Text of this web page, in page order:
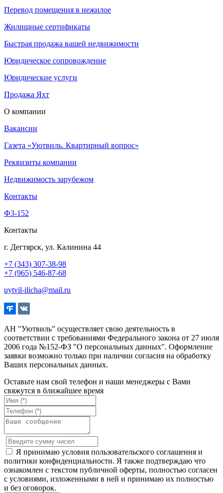
Перевод помещения в нежилое
Жилищные сертификаты
Быстрая продажа вашей недвижимости
Юридическое сопровождение
Юридические услуги
Продажа Яхт
О компании
Вакансии
Газета «Уютвиль. Квартирный вопрос»
Реквизиты компании
Недвижимость зарубежом
Контакты
Ф3-152
Контакты
г. Дегтярск, ул. Калинина 44
+7 (343) 307-38-98
+7 (965) 546-87-68
uytvil-ilicha@mail.ru
АН "Уютвиль" осуществляет свою деятельность в
соответствии с требованиями Федерального закона от 27 июля
2006 года №152-ФЗ "О персональных данных". Оформление
заявки возможно только при наличии согласия на обработку
Ваших персональных данных.
Оставьте нам свой телефон и наши менеджеры с Вами
свяжутся в ближайшее время
Я принимаю условия пользовательского соглашения и
политики конфиденциальности. Я также подтверждаю что
ознакомлен с текстом публичной оферты, полностью согласен
с условиями, изложенными в ней и принимаю их полностью
и без оговорок.